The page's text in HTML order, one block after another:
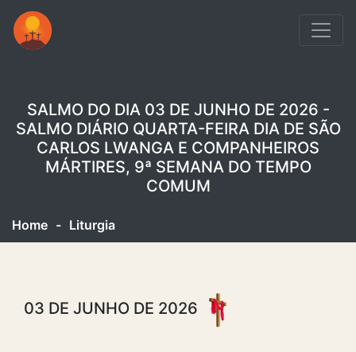
SALMO DO DIA 03 DE JUNHO DE 2026 -
SALMO DIÁRIO QUARTA-FEIRA DIA DE SÃO
CARLOS LWANGA E COMPANHEIROS
MÁRTIRES, 9ª SEMANA DO TEMPO
COMUM
Home - Liturgia
03 DE JUNHO DE 2026